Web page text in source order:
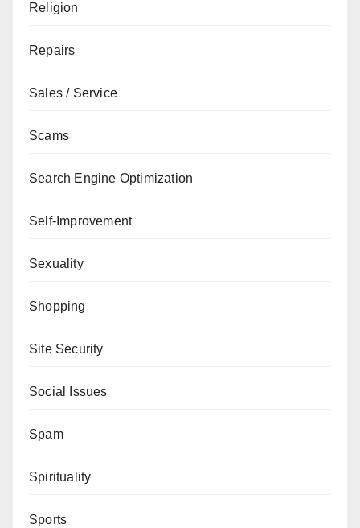
Religion
Repairs
Sales / Service
Scams
Search Engine Optimization
Self-Improvement
Sexuality
Shopping
Site Security
Social Issues
Spam
Spirituality
Sports